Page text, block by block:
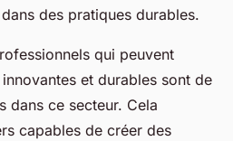
des pratiques durables.
qui peuvent
et durables sont de
dans ce secteur. Cela
capables de créer des